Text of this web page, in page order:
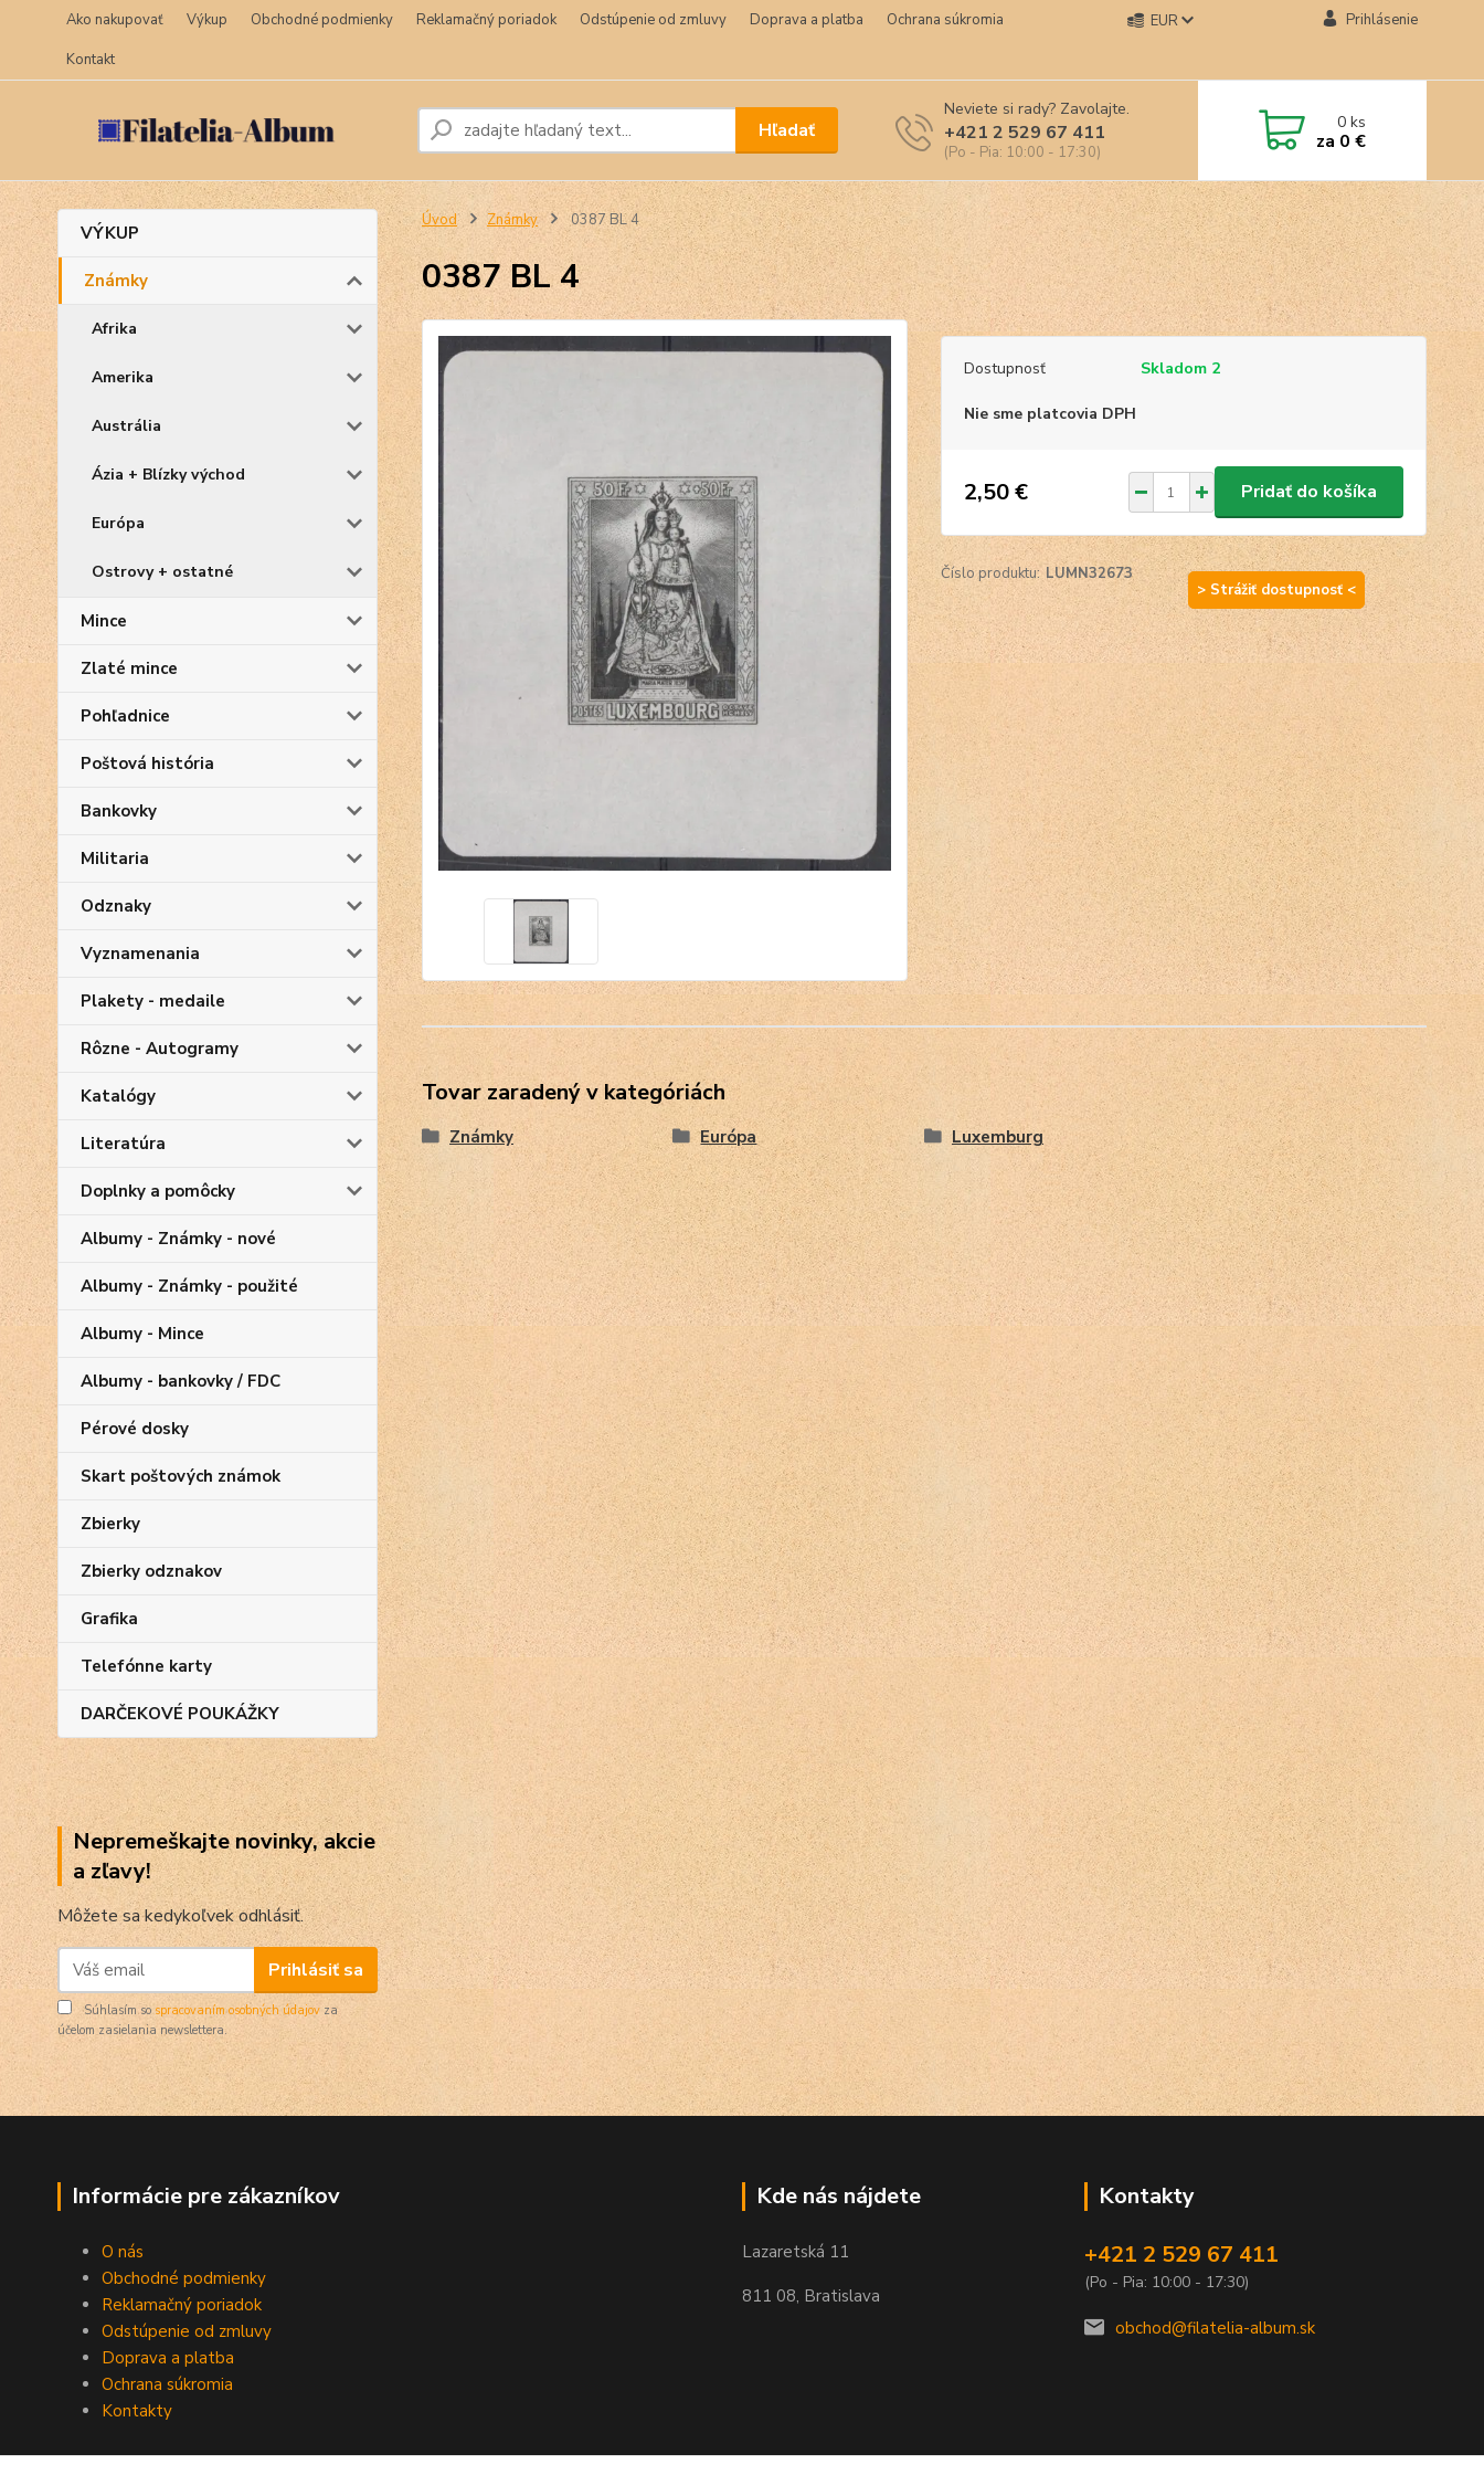
Ako nakupovať Výkup Obchodné podmienky Reklamačný poriadok Odstúpenie od zmluvy Doprava a platba
Ochrana súkromia
Kontakt
EUR Prihlásenie
Hľadať
Neviete si rady? Zavolajte.
+421 2 529 67 411
(Po - Pia: 10:00 - 17:30)
0ks
za 0 €
VÝKUP
Známky
Afrika
Amerika
Austrália
Ázia + Blízky východ
Európa
Ostrovy + ostatné
Mince
Zlaté mince
Pohľadnice
Poštová história
Bankovky
Militaria
Odznaky
Vyznamenania
Plakety - medaile
Rôzne - Autogramy
Katalógy
Literatúra
Doplnky a pomôcky
Albumy - Známky - nové
Albumy - Známky - použité
Albumy - Mince
Albumy - bankovky / FDC
Pérové dosky
Skart poštových známok
Zbierky
Zbierky odznakov
Grafika
Telefónne karty
DARČEKOVÉ POUKÁŽKY
Nepremeškajte novinky, akcie
a zľavy!
Môžete sa kedykoľvek odhlásiť.
Prihlásiť sa
Súhlasím so spracovaním osobných údajov za
účelom zasielania newslettera.
Úvod Známky 0387 BL 4
0387 BL 4
Dostupnosť Skladom 2
Nie sme platcovia DPH
2,50 € Pridať do košíka
Číslo produktu: LUMN32673
> Strážiť dostupnosť <
Tovar zaradený v kategóriách
Známky Európa Luxemburg
Informácie pre zákazníkov
O nás
Obchodné podmienky
Reklamačný poriadok
Odstúpenie od zmluvy
Doprava a platba
Ochrana súkromia
Kontakty
Kde nás nájdete
Lazaretská 11
811 08, Bratislava
Kontakty
+421 2 529 67 411
(Po - Pia: 10:00 - 17:30)
obchod@filatelia-album.sk